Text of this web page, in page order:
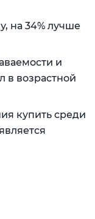
на 34% лучше
и
в возрастной
купить среди